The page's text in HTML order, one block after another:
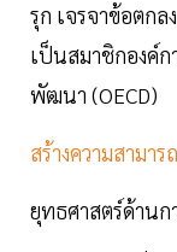
รุก เจรจาข้อตกล
เป็นสมาชิกองค์ก
พัฒนา (OECD)
สร้างความสามา
ยุทธศาสตร์ด้านก